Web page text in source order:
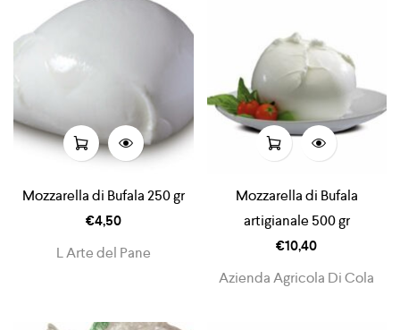
Mozzarella di Bufala 250 gr
€4,50
L Arte del Pane
Mozzarella di Bufala
artigianale 500 gr
€10,40
Azienda Agricola Di Cola